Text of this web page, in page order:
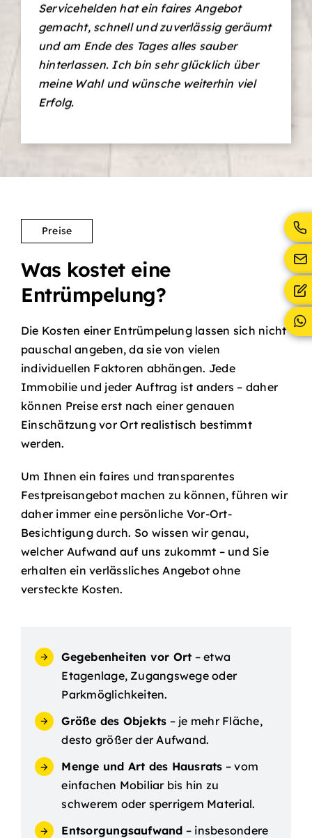
Servicehelden hat ein faires Angebot
gemacht, schnell und zuverlässig geräumt
und am Ende des Tages alles sauber
hinterlassen. Ich bin sehr glücklich über
meine Wahl und wünsche weiterhin viel
Erfolg.
Preise
Was kostet eine
Entrümpelung?
Die Kosten einer Entrümpelung lassen sich nicht
pauschal angeben, da sie von vielen
individuellen Faktoren abhängen. Jede
Immobilie und jeder Auftrag ist anders – daher
können Preise erst nach einer genauen
Einschätzung vor Ort realistisch bestimmt
werden.
Um Ihnen ein faires und transparentes
Festpreisangebot machen zu können, führen wir
daher immer eine persönliche Vor-Ort-
Besichtigung durch. So wissen wir genau,
welcher Aufwand auf uns zukommt – und Sie
erhalten ein verlässliches Angebot ohne
versteckte Kosten.
Gegebenheiten vor Ort – etwa
Etagenlage, Zugangswege oder
Parkmöglichkeiten.
Größe des Objekts – je mehr Fläche,
desto größer der Aufwand.
Menge und Art des Hausrats – vom
einfachen Mobiliar bis hin zu
schwerem oder sperrigem Material.
Entsorgungsaufwand – insbesondere